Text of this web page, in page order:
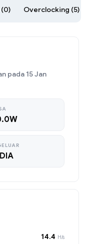
(0) Overclocking (5)
pada 15 Jan
14.4 H/s